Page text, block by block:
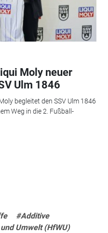
Moly neuer
Ulm 1846
begleitet den SSV Ulm 1846
Weg in die 2. Fußball-
#Additive
Umwelt (HfWU)